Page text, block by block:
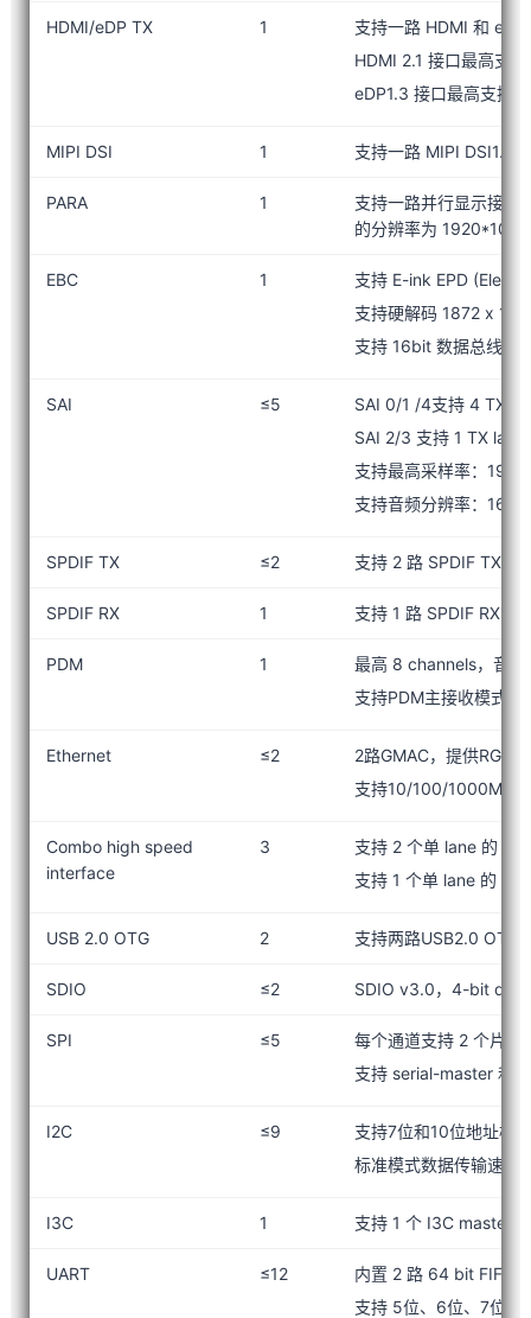
HDMI/eDP TX 1
支持一路 HDMI 和
HDMI 2.1 接口最高支
eDP1.3 接口最高支持
MIPI DSI 1 支持一路 MIPI DSI1.2
PARA 1
支持一路并行显示接口
的分辨率为
EBC 1
支持 E-ink EPD
支持硬解码 1872 x
支持 16bit 数据总线带
SAI ≤5
SAI 0/1 /4支持 4 TX
SAI 2/3 支持 1 TX lane
支持最高采样率：
支持音频分辨率：
SPDIF TX ≤2 支持 2 路 SPDIF TX 接
SPDIF RX 1 支持 1 路 SPDIF RX 接
PDM 1
最高 8 channels，音
支持PDM主接收模式
Ethernet ≤2
2路GMAC，提供
支持10/100/
Combo high speed
interface
3
支持 2 个单 lane 的
支持 1 个单 lane 的
USB 2.0 OTG 2 支持两路USB2.0 OTG
SDIO ≤2 SDIO v3.0，4-bit
SPI ≤5
每个通道支持 2 个片选
支持 serial-master 和
I2C ≤9
支持7位和10位地址模式
标准模式数据传输速
I3C 1 支持 1 个 I3C master
UART ≤12
内置 2 路 64 bit FIFO
支持 5位、6位、7位、